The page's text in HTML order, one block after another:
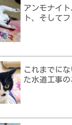
アンモナイ
ト、そして
これまでに
た水道工事